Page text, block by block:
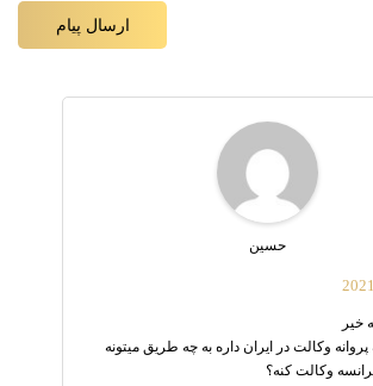
حسین
خیر
وکالت در ایران داره به چه طریق میتونه
وکالت کنه؟